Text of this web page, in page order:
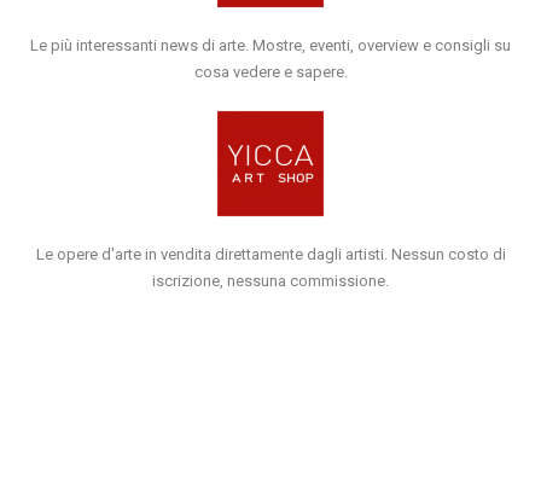
Le più interessanti news di arte. Mostre, eventi, overview e consigli su
cosa vedere e sapere.
Le opere d'arte in vendita direttamente dagli artisti. Nessun costo di
iscrizione, nessuna commissione.